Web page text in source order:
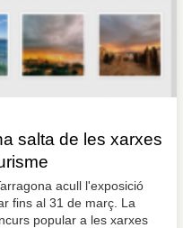
salta de les xarxes
acull l'exposició
fins al 31 de març. La
popular a les xarxes